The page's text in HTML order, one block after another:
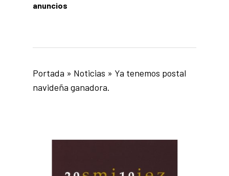
anuncios
Portada » Noticias » Ya tenemos postal
navideña ganadora.